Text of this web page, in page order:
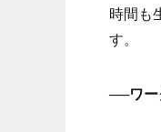
時間も
す。
──ワー